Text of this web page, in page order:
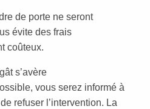
de porte ne seront
évite des frais
coûteux.
s’avère
vous serez informé à
refuser l’intervention. La